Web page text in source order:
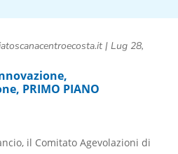
| Lug 28,
,
, PRIMO PIANO
il Comitato Agevolazioni di